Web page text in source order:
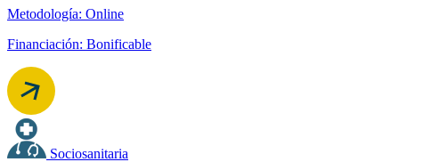
Metodología: Online
Financiación: Bonificable
Sociosanitaria